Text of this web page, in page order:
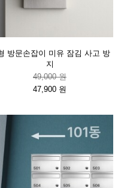
방문손잡이 미유 잠김 사고 방
지
49,000 원
47,900 원